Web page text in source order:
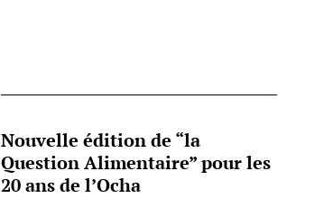
Nouvelle édition de “la
Question Alimentaire” pour les
20 ans de l’Ocha